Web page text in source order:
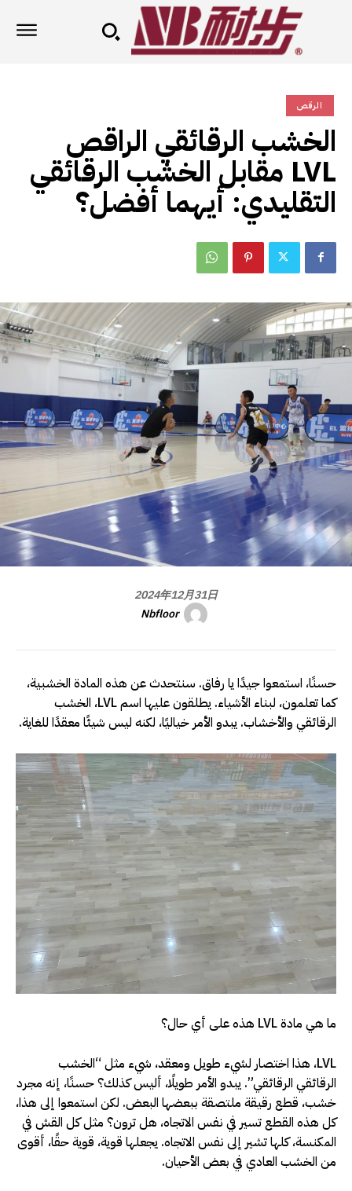
الرقص
الخشب الرقائقي الراقص
LVL مقابل الخشب الرقائقي
التقليدي: أيهما أفضل؟
2024年12月31日
Nbfloor
حسنًا، استمعوا جيدًا يا رفاق. سنتحدث عن هذه المادة الخشبية،
كما تعلمون، لبناء الأشياء. يطلقون عليها اسم LVL، الخشب
الرقائقي والأخشاب. يبدو الأمر خياليًا، لكنه ليس شيئًا معقدًا للغاية.
ما هي مادة LVL هذه على أي حال؟
LVL، هذا اختصار لشيء طويل ومعقد، شيء مثل “الخشب
الرقائقي الرقائقي”. يبدو الأمر طويلًا، أليس كذلك؟ حسنًا، إنه مجرد
خشب، قطع رقيقة ملتصقة ببعضها البعض. لكن استمعوا إلى هذا،
كل هذه القطع تسير في نفس الاتجاه، هل ترون؟ مثل كل القش في
المكنسة، كلها تشير إلى نفس الاتجاه. يجعلها قوية، قوية حقًا، أقوى
من الخشب العادي في بعض الأحيان.